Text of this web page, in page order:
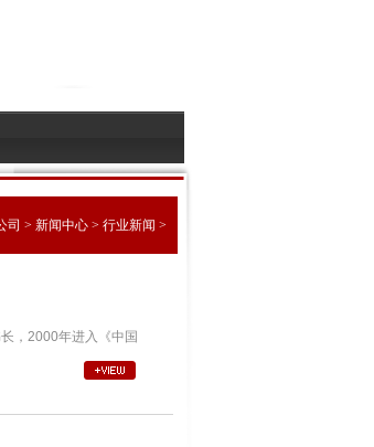
司 > 新闻中心 > 行业新闻 >
，2000年进入《中国